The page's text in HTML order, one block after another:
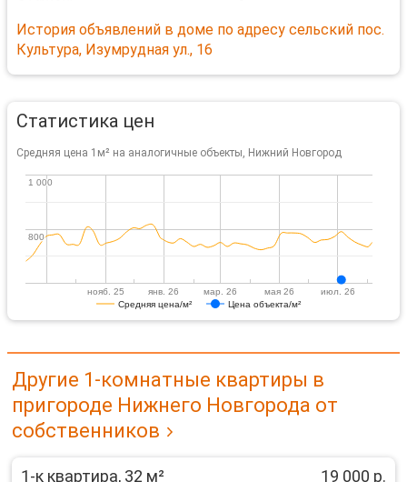
История объявлений в доме по адресу сельский пос.
Культура, Изумрудная ул., 16
Статистика цен
Средняя цена 1м² на аналогичные объекты, Нижний Новгород
Средняя цена/м² Цена объекта/м²
нояб. 25 янв. 26 мар. 26 мая 26 июл. 26
800
800
1 000
1 000
Другие 1-комнатные квартиры в
пригороде Нижнего Новгорода от
собственников
1-к квартира, 32 м² 19 000 р.